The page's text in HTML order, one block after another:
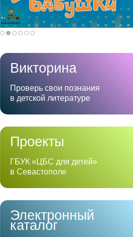
Викторина
Проверь свои познания
в детской литературе
Проекты
ГБУК «ЦБС для детей»
в Севастополе
Электронный
каталог